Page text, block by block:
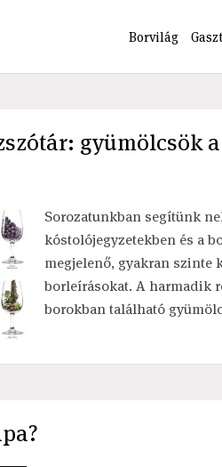
Borvilág
gyümölcsök
Sorozatunkban segítünk
kóstolójegyzetekben és a
megjelenő, gyakran szinte
borleírásokat. A harmadik
borokban található